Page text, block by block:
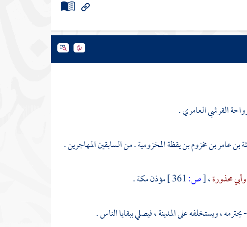
القرشي العامري .
عامر بن مخزوم بن يقظة المخزومية . من السابقين المهاجرين .
وأبي محذورة،[ص: مؤذنمكة.
، ويستخلفه علىالمدينة، فيصلي ببقايا الناس .